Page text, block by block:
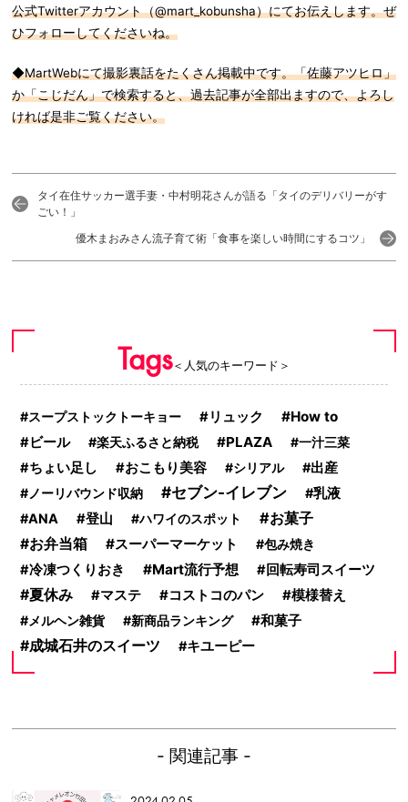
公式Twitterアカウント（@mart_kobunsha）にてお伝えします。ぜ
ひフォローしてくださいね。
◆MartWebにて撮影裏話をたくさん掲載中です。「佐藤アツヒロ」
か「こじだん」で検索すると、過去記事が全部出ますので、よろし
ければ是非ご覧ください。
タイ在住サッカー選手妻・中村明花さんが語る「タイのデリバリーがす
ごい！」
優木まおみさん流子育て術「食事を楽しい時間にするコツ」
Tags＜人気のキーワード＞
スープストックトーキョー リュック How to
ビール 楽天ふるさと納税 PLAZA 一汁三菜
ちょい足し おこもり美容 シリアル 出産
ノーリバウンド収納 セブン-イレブン
乳液
ANA
登山 ハワイのスポット お菓子
お弁当箱 スーパーマーケット 包み焼き
冷凍つくりおき Mart流行予想 回転寿司スイーツ
夏休み マステ コストコのパン 模様替え
メルヘン雑貨 新商品ランキング
和菓子
成城石井のスイーツ
キユーピー
- 関連記事 -